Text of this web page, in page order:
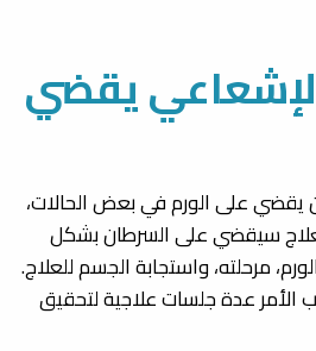
يقضي
يقضي على الورم في بعض الحالات،
سيقضي على السرطان بشكل
مرحلته، واستجابة الجسم للعلاج.
الأمر عدة جلسات علاجية لتحقيق